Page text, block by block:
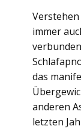
immer
das
anderen
letzten